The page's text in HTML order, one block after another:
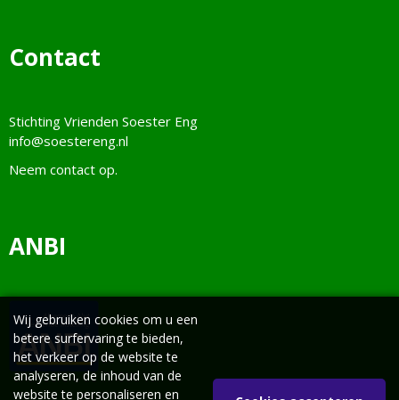
Contact
Stichting Vrienden Soester Eng
info@soestereng.nl
Neem contact op.
ANBI
Wij gebruiken cookies om u een
betere surfervaring te bieden,
het verkeer op de website te
analyseren, de inhoud van de
website te personaliseren en